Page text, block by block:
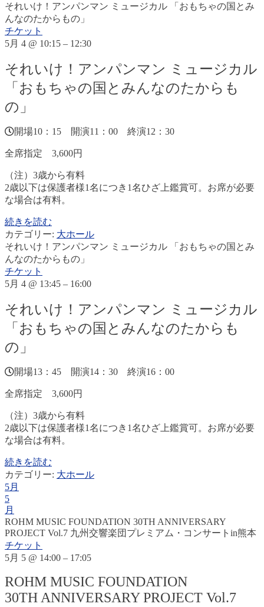
それいけ！アンパンマン ミュージカル 「おもちゃの国とみ
んなのたからもの」
チケット
5月 4 @ 10:15 – 12:30
それいけ！アンパンマン ミュージカル
「おもちゃの国とみんなのたからも
の」
開場10：15 開演11：00 終演12：30
全席指定 3,600円
（注）3歳から有料
2歳以下は保護者様1名につき1名ひざ上鑑賞可。お席が必要
な場合は有料。
続きを読む
カテゴリー: 大ホール
それいけ！アンパンマン ミュージカル 「おもちゃの国とみ
んなのたからもの」
チケット
5月 4 @ 13:45 – 16:00
それいけ！アンパンマン ミュージカル
「おもちゃの国とみんなのたからも
の」
開場13：45 開演14：30 終演16：00
全席指定 3,600円
（注）3歳から有料
2歳以下は保護者様1名につき1名ひざ上鑑賞可。お席が必要
な場合は有料。
続きを読む
カテゴリー: 大ホール
5月
5
月
ROHM MUSIC FOUNDATION 30TH ANNIVERSARY
PROJECT Vol.7 九州交響楽団プレミアム・コンサートin熊本
チケット
5月 5 @ 14:00 – 17:05
ROHM MUSIC FOUNDATION
30TH ANNIVERSARY PROJECT Vol.7